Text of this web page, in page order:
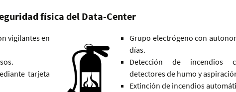
física del Data-Center
vigilantes en
tarjeta
Grupo electrógeno con
días.
Detección de incendios
detectores de humo y
Extinción de incendios